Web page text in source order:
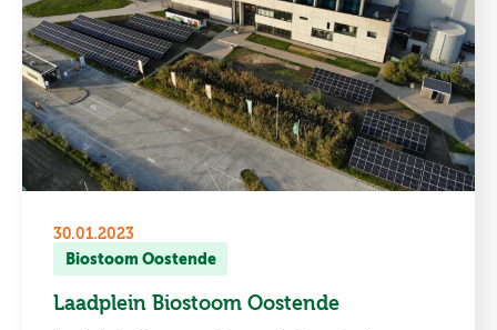
30.01.2023
Biostoom Oostende
Laadplein Biostoom Oostende